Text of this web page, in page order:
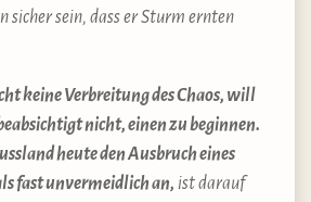
sicher sein, dass er Sturm ernten
keine Verbreitung des Chaos, will
nicht, einen zu beginnen.
heute den Ausbruch eines
fast unvermeidlich an, ist darauf